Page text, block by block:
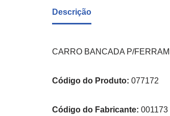
Descrição
CARRO BANCADA P/
Código do Produto: 077172
Código do Fabricante: 001173